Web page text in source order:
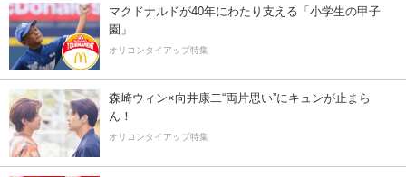
マクドナルドが40年にわたり支える「小学生の甲子
園」
オリコンタイアップ特集
森崎ウィン×向井康二“両片思い”にキュンが止まら
ん！
オリコンタイアップ特集